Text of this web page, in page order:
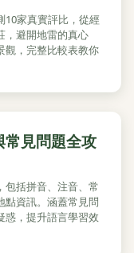
10家真實評比，從經
，避開地雷的真心
觀，完整比較表教你
見問題全攻
包括拼音、注音、常
點資訊。涵蓋常見問
惑，提升語言學習效